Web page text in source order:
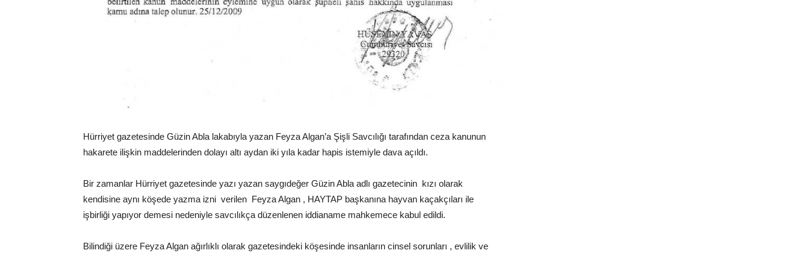
Hürriyet gazetesinde Güzin Abla lakabıyla yazan Feyza Algan’a Şişli Savcılığı tarafından ceza kanunun
hakarete ilişkin maddelerinden dolayı altı aydan iki yıla kadar hapis istemiyle dava açıldı.
Bir zamanlar Hürriyet gazetesinde yazı yazan saygıdeğer Güzin Abla adlı gazetecinin kızı olarak
kendisine aynı köşede yazma izni verilen Feyza Algan , HAYTAP başkanına hayvan kaçakçıları ile
işbirliği yapıyor demesi nedeniyle savcılıkça düzenlenen iddianame mahkemece kabul edildi.
Bilindiği üzere Feyza Algan ağırlıklı olarak gazetesindeki köşesinde insanların cinsel sorunları , evlilik ve